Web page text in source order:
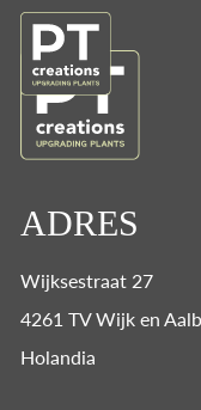
ADRES
Wijksestraat 27
4261 TV Wijk en
Holandia